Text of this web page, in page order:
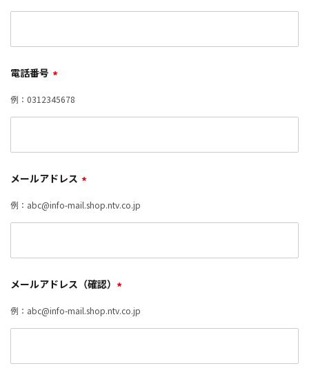
電話番号 *
例：0312345678
メールアドレス *
例：abc@info-mail.shop.ntv.co.jp
メールアドレス（確認） *
例：abc@info-mail.shop.ntv.co.jp